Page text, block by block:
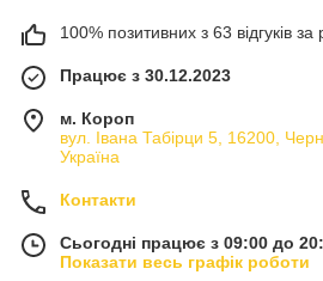
100% позитивних з 63 відгуків за
Працює з 30.12.2023
м. Короп
вул. Івана Табірци 5, 16200,
Україна
Контакти
Сьогодні працює з 09:00 до
Показати весь графік роботи